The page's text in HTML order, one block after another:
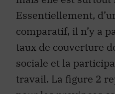
Essentiellement,
comparatif, il n’y a
taux de couverture
sociale et la
travail. La figure 2